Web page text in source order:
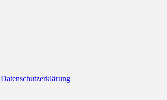
Datenschutzerklärung